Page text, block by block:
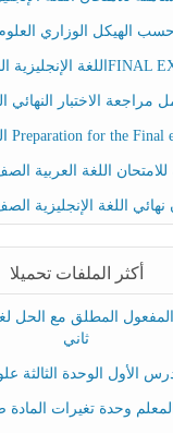
الوزاري العلوم المتكاملة الصف
النهائي اللغة الإنجليزية
اللغة العربية الصف
اللغة الإنجليزية الصف
أكثر الملفات تحميلا
المطلق مع الحل
ثاني
الأول الوحدة الثالثة
وحدة تغيرات